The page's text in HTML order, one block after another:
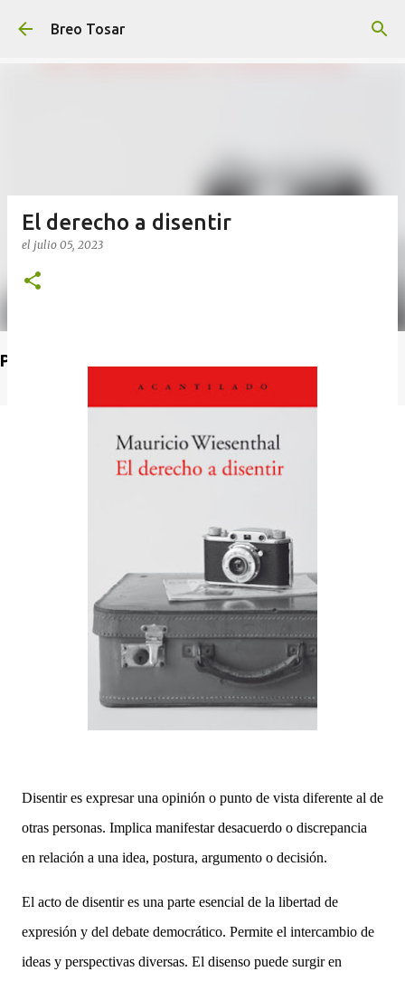
Breo Tosar
Poet's Abbey (Blog de lecturas)
El derecho a disentir
el julio 05, 2023
Disentir es expresar una opinión o punto de vista diferente al de
otras personas. Implica manifestar desacuerdo o discrepancia
en relación a una idea, postura, argumento o decisión.
El acto de disentir es una parte esencial de la libertad de
expresión y del debate democrático. Permite el intercambio de
ideas y perspectivas diversas. El disenso puede surgir en